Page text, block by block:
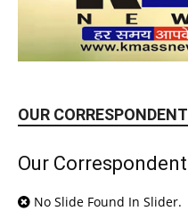
OUR CORRESPONDENT
Our Correspondent
No Slide Found In Slider.